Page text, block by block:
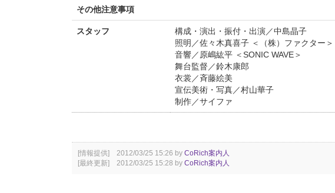
その他注意事項
スタッフ
構成・演出・振付・出演／中島晶子
照明／佐々木真喜子 ＜（株）ファクター＞
音響／原嶋紘平 ＜SONIC WAVE＞
舞台監督／鈴木康郎
衣裳／斉藤絵美
宣伝美術・写真／村山華子
制作／サイファ
[情報提供] 2012/03/25 15:26 by CoRich案内人
[最終更新] 2012/03/25 15:28 by CoRich案内人